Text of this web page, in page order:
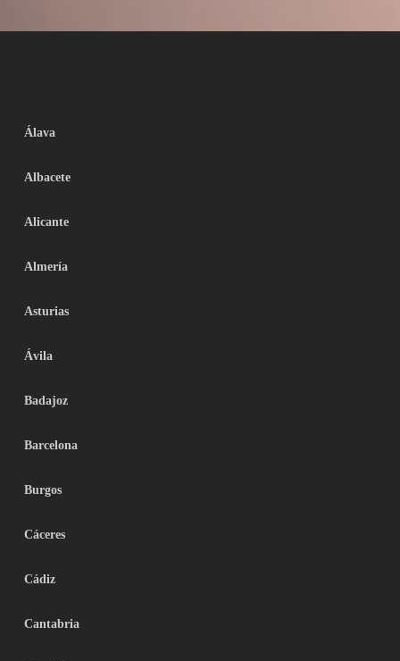
Álava
Albacete
Alicante
Almería
Asturias
Ávila
Badajoz
Barcelona
Burgos
Cáceres
Cádiz
Cantabria